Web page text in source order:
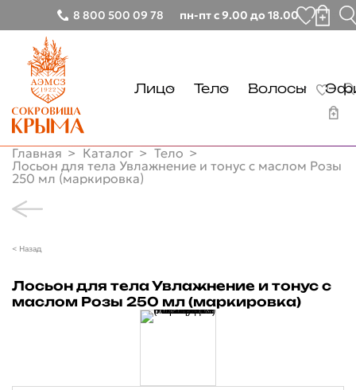
8 800 500 09 78 пн-пт с 9.00 до 18.00
Лицо
Очищение
Солнцезащита
Глаза
Тело Волосы
Лицо
Питание
Тело
Руки
Ноги
Волосы
Уход
Эфирные масла
Другие товары
Главная Каталог
Тело
Лосьон для тела Увлажнение и тонус с маслом Розы
250 мл (маркировка)
< Назад
Лосьон для тела Увлажнение и тонус с
маслом Розы 250 мл (маркировка)